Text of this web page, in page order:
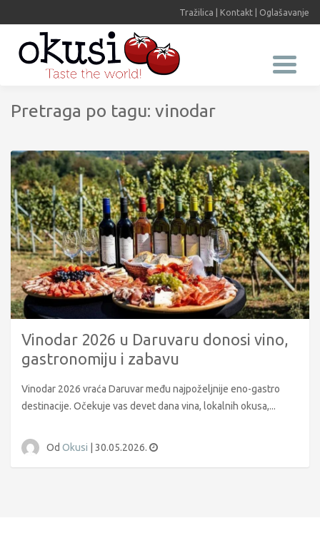
Tražilica Kontakt Oglašavanje
Pretraga po tagu: vinodar
Vinodar 2026 u Daruvaru donosi vino,
gastronomiju i zabavu
Vinodar 2026 vraća Daruvar među najpoželjnije eno-gastro
destinacije. Očekuje vas devet dana vina, lokalnih okusa,...
Od Okusi | 30.05.2026.